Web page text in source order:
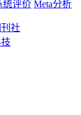
统评价 Meta分析
社